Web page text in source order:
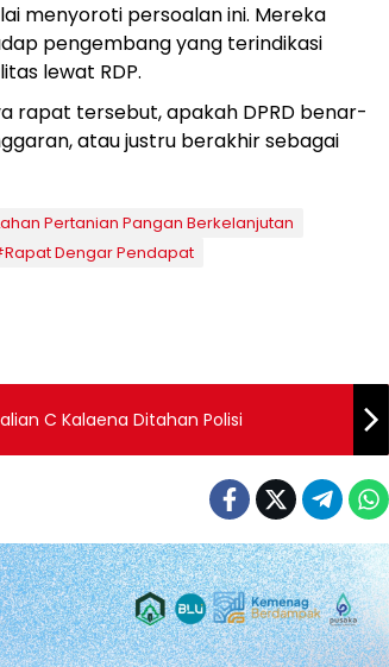
menyoroti persoalan ini. Mereka
pengembang yang terindikasi
lewat RDP.
rapat tersebut, apakah DPRD benar-
atau justru berakhir sebagai
Pertanian Pangan Berkelanjutan
Dengar Pendapat
C Kalaena Ditahan Polisi